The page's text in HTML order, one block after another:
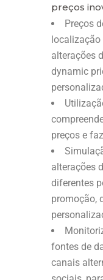
preços
Preços
localização
alterações
dynamic
preços e
alterações
diferentes
promoção,
fontes de
canais